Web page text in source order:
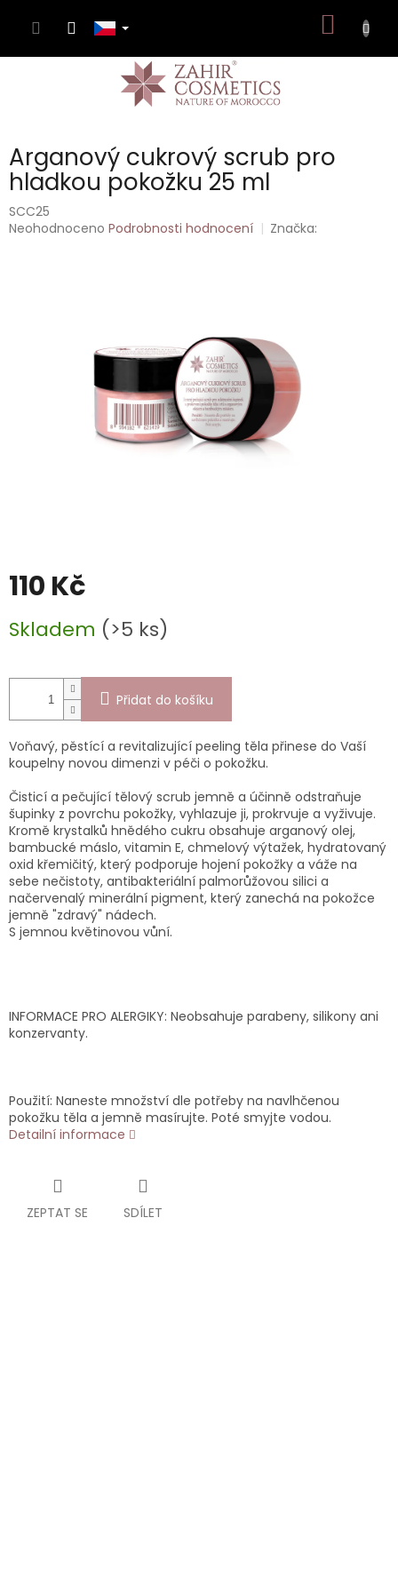
KOŠÍK
Arganový cukrový scrub pro
hladkou pokožku 25 ml
SCC25
Průměrné
Neohodnoceno Podrobnosti hodnocení Značka:
110 Kč
cena:
Skladem (>5 ks)
Přidat do košíku
Voňavý, pěstící a revitalizující peeling těla přinese do Vaší
koupelny novou dimenzi v péči o pokožku.
Čisticí a pečující tělový scrub jemně a účinně odstraňuje
šupinky z povrchu pokožky, vyhlazuje ji, prokrvuje a vyživuje.
Kromě krystalků hnědého cukru obsahuje arganový olej,
bambucké máslo, vitamin E, chmelový výtažek, hydratovaný
oxid křemičitý, který podporuje hojení pokožky a váže na
sebe nečistoty, antibakteriální palmorůžovou silici a
načervenalý minerální pigment, který zanechá na pokožce
jemně "zdravý" nádech.
S jemnou květinovou vůní.
INFORMACE PRO ALERGIKY: Neobsahuje parabeny, silikony ani
konzervanty.
Použití: Naneste množství dle potřeby na navlhčenou
pokožku těla a jemně masírujte. Poté smyjte vodou.
Detailní informace
ZEPTAT SE SDÍLET